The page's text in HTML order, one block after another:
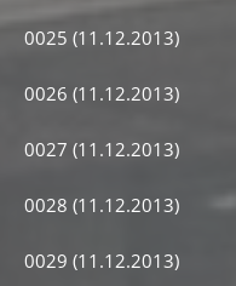
0025 (11.12.2013)
0026 (11.12.2013)
0027 (11.12.2013)
0028 (11.12.2013)
0029 (11.12.2013)